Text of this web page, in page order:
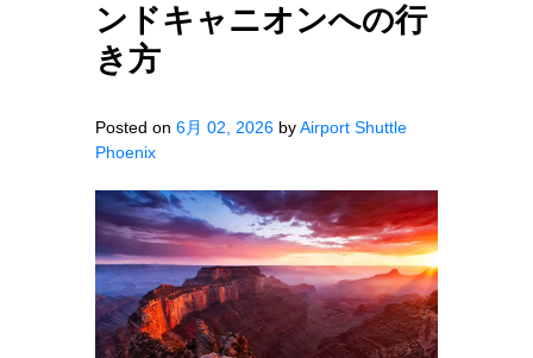
ンドキャニオンへの行
き方
Posted on 6月 02, 2026 byAirport Shuttle
Phoenix